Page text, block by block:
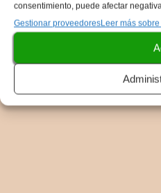
consentimiento, puede afectar
Gestionar proveedoresLeer más